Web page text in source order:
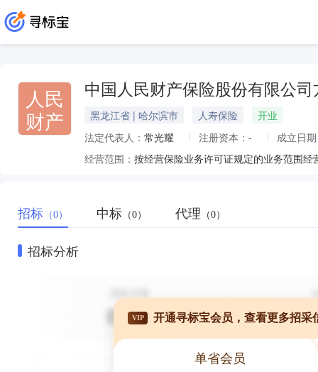
人民
财产
中国人民财产保险股份有限公
黑龙江省 | 哈尔滨市 人寿保险
开业
法定代表人： 常光耀 注册资本： -
成立日
经营范围： 按经营保险业务许可证规定的业务范围经
招标 （0） 中标 （0） 代理 （0）
招标分析
VIP 开通寻标宝会员，查看更多招采
单省会员